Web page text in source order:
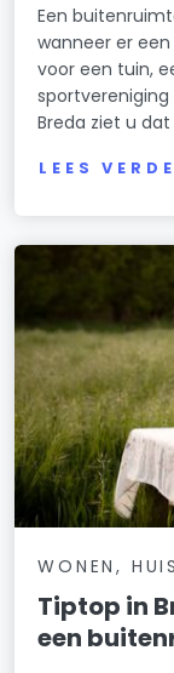
Een
wanneer er
voor een tuin,
Breda ziet u
LEES
WONEN,
Tiptop in
een